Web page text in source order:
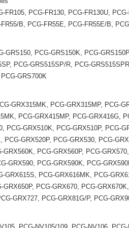
FR105, PCG-FR130, PCG-FR130U,
B, PCG-FR55E, PCG-FR55E/B,
GRS150, PCG-GRS150K, PCG-
PCG-GRS515SP/R, PCG-
GRS700K
GRX315MK, PCG-GRX315MP, PCG-
PCG-GRX415MP, PCG-GRX416G,
PCG-GRX510K, PCG-GRX510P, PCG-
PCG-GRX520P, PCG-GRX530, PCG-
GRX560K, PCG-GRX560P, PCG-
GRX590, PCG-GRX590K, PCG-
GRX615S, PCG-GRX616MK, PCG-
GRX650P, PCG-GRX670, PCG-
GRX727, PCG-GRX81G/P, PCG-